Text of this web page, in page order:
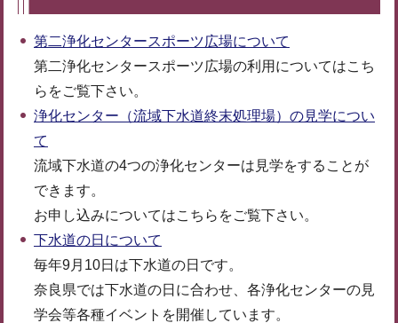
第二浄化センタースポーツ広場について
第二浄化センタースポーツ広場の利用についてはこち
らをご覧下さい。
浄化センター（流域下水道終末処理場）の見学につい
て
流域下水道の4つの浄化センターは見学をすることが
できます。
お申し込みについてはこちらをご覧下さい。
下水道の日について
毎年9月10日は下水道の日です。
奈良県では下水道の日に合わせ、各浄化センターの見
学会等各種イベントを開催しています。